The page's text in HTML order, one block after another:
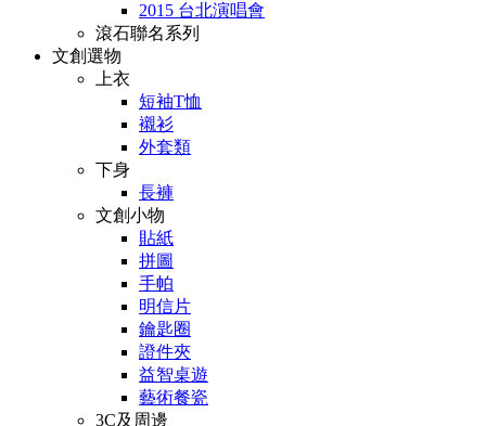
2015 台北演唱會
滾石聯名系列
文創選物
上衣
短袖T恤
襯衫
外套類
下身
長褲
文創小物
貼紙
拼圖
手帕
明信片
鑰匙圈
證件夾
益智桌遊
藝術餐瓷
3C及周邊